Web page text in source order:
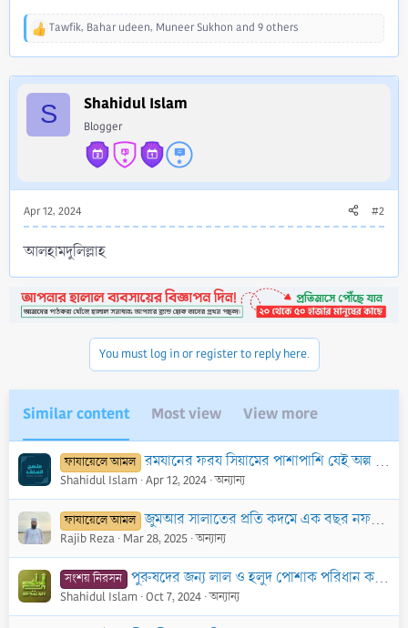
R
o
Tawfik, Bahar udeen, Muneer Sukhon and 9 others
S Shahidul Islam
Blogger
Apr 12, 2024 #2
আলহামদুলিল্লাহ
You must log in or register to reply here.
Similar content Most view View more
ফাযায়েলে আমল রমযানের ফরয সিয়ামের পাশাপাশি যেই অল্প কিছু সিয়াম পালনে সারাজীবন সিয়াম পালনের সওয়াব পাওয়া যায়
Shahidul Islam Apr 12, 2024 অন্যান্য
ফাযায়েলে আমল জুমআর সালাতের প্রতি কদমে এক বছর নফল সালাত ও সিয়ামের সওয়াব হয়।
Rajib Reza Mar 28, 2025 অন্যান্য
সংশয় নিরসন পুরুষদের জন্য লাল ও হলুদ পোশাক পরিধান করার বিধান
Shahidul Islam Oct 7, 2024 অন্যান্য